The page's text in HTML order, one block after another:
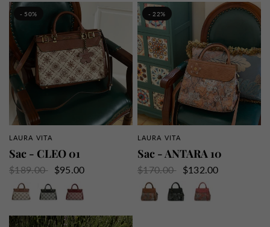
- 50%
APERÇU RAPIDE
LAURA VITA
Sac - CLEO 01
$189.00
$95.00
Marron
- 22%
APERÇU RAPIDE
LAURA VITA
Sac - ANTARA 10
$170.00
$132.00
Camel
Noir Wine